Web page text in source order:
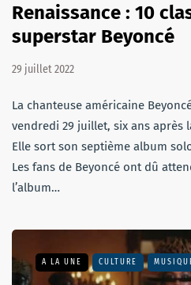
Renaissance : 10
superstar Beyoncé
29 juillet 2022
La chanteuse américaine
vendredi 29 juillet, six ans après
Elle sort son septième album
Les fans de Beyoncé ont dû
l’album…
A LA UNE CULTURE